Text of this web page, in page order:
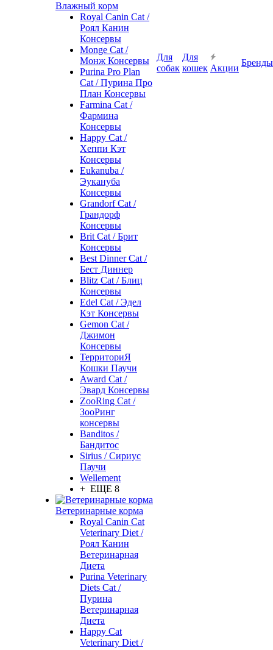
Влажный корм
Royal Canin Cat /
Роял Канин
Консервы
Monge Cat /
Монж Консервы
Purina Pro Plan
Cat / Пурина Про
План Консервы
Farmina Cat /
Фармина
Консервы
Happy Cat /
Хеппи Кэт
Консервы
Eukanuba /
Эукануба
Консервы
Grandorf Cat /
Грандорф
Консервы
Brit Cat / Брит
Консервы
Best Dinner Cat /
Бест Диннер
Blitz Cat / Блиц
Консервы
Edel Cat / Эдел
Кэт Консервы
Gemon Cat /
Джимон
Консервы
ТерриториЯ
Кошки Паучи
Award Cat /
Эвард Консервы
ZooRing Cat /
ЗооРинг
консервы
Banditos /
Бандитос
Sirius / Сириус
Паучи
Wellement
+ ЕЩЕ 8
Ветеринарные корма
Royal Canin Cat
Veterinary Diet /
Роял Канин
Ветеринарная
Диета
Purina Veterinary
Diets Cat /
Пурина
Ветеринарная
Диета
Happy Cat
Veterinary Diet /
Для
собак
Для
кошек Акции
Бренды